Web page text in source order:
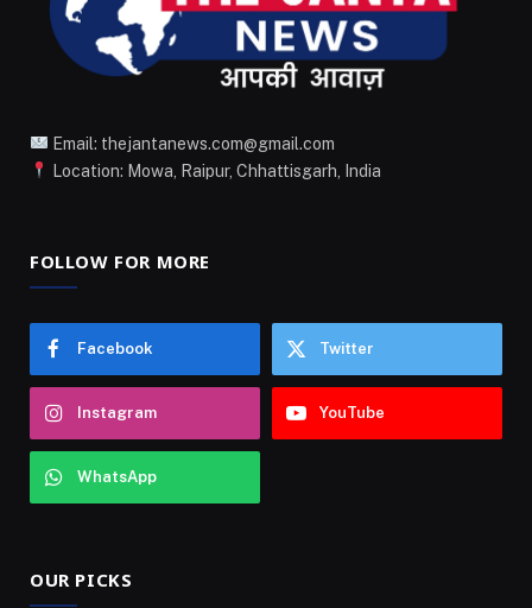
Email: thejantanews.com@gmail.com
Location: Mowa, Raipur, Chhattisgarh, India
FOLLOW FOR MORE
Facebook Twitter
Instagram YouTube
WhatsApp
OUR PICKS